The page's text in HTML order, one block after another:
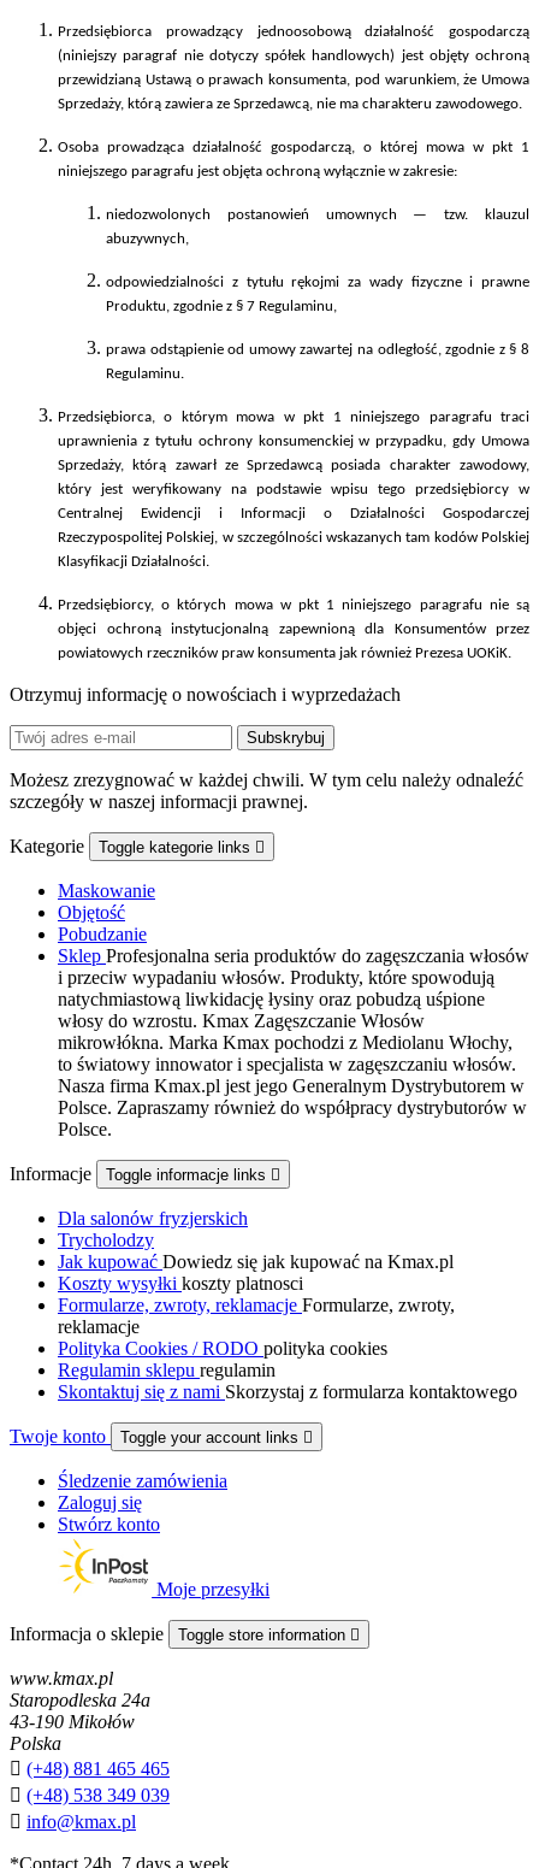
Przedsiębiorca prowadzący jednoosobową działalność gospodarczą
(niniejszy paragraf nie dotyczy spółek handlowych) jest objęty ochroną
przewidzianą Ustawą o prawach konsumenta, pod warunkiem, że Umowa
Sprzedaży, którą zawiera ze Sprzedawcą, nie ma charakteru zawodowego.
Osoba prowadząca działalność gospodarczą, o której mowa w pkt 1
niniejszego paragrafu jest objęta ochroną wyłącznie w zakresie:
niedozwolonych postanowień umownych — tzw. klauzul
abuzywnych,
odpowiedzialności z tytułu rękojmi za wady fizyczne i prawne
Produktu, zgodnie z § 7 Regulaminu,
prawa odstąpienie od umowy zawartej na odległość, zgodnie z § 8
Regulaminu.
Przedsiębiorca, o którym mowa w pkt 1 niniejszego paragrafu traci
uprawnienia z tytułu ochrony konsumenckiej w przypadku, gdy Umowa
Sprzedaży, którą zawarł ze Sprzedawcą posiada charakter zawodowy,
który jest weryfikowany na podstawie wpisu tego przedsiębiorcy w
Centralnej Ewidencji i Informacji o Działalności Gospodarczej
Rzeczypospolitej Polskiej, w szczególności wskazanych tam kodów Polskiej
Klasyfikacji Działalności.
Przedsiębiorcy, o których mowa w pkt 1 niniejszego paragrafu nie są
objęci ochroną instytucjonalną zapewnioną dla Konsumentów przez
powiatowych rzeczników praw konsumenta jak również Prezesa UOKiK.
Otrzymuj informację o nowościach i wyprzedażach
Możesz zrezygnować w każdej chwili. W tym celu należy odnaleźć
szczegóły w naszej informacji prawnej.
Kategorie Toggle kategorie links 
Maskowanie
Objętość
Pobudzanie
Sklep Profesjonalna seria produktów do zagęszczania włosów
i przeciw wypadaniu włosów. Produkty, które spowodują
natychmiastową liwkidację łysiny oraz pobudzą uśpione
włosy do wzrostu. Kmax Zagęszczanie Włosów
mikrowłókna. Marka Kmax pochodzi z Mediolanu Włochy,
to światowy innowator i specjalista w zagęszczaniu włosów.
Nasza firma Kmax.pl jest jego Generalnym Dystrybutorem w
Polsce. Zapraszamy również do współpracy dystrybutorów w
Polsce.
Informacje Toggle informacje links 
Dla salonów fryzjerskich
Trycholodzy
Jak kupować Dowiedz się jak kupować na Kmax.pl
Koszty wysyłki koszty platnosci
Formularze, zwroty, reklamacje Formularze, zwroty,
reklamacje
Polityka Cookies / RODO polityka cookies
Regulamin sklepu regulamin
Skontaktuj się z nami Skorzystaj z formularza kontaktowego
Twoje konto Toggle your account links 
Śledzenie zamówienia
Zaloguj się
Stwórz konto
Moje przesyłki
Informacja o sklepie Toggle store information 
www.kmax.pl
Staropodleska 24a
43-190 Mikołów
Polska
 (+48) 881 465 465
 (+48) 538 349 039
 info@kmax.pl
*Contact 24h, 7 days a week